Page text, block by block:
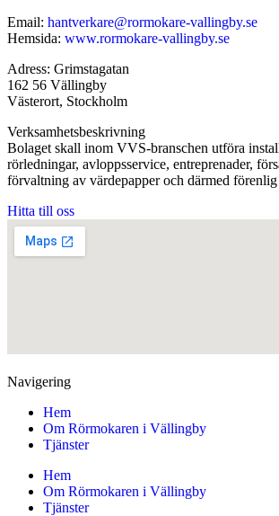
Email: hantverkare@rormokare-vallingby.se
Hemsida: www.rormokare-vallingby.se
Adress: Grimstagatan
162 56 Vällingby
Västerort, Stockholm
Verksamhetsbeskrivning
Bolaget skall inom VVS-branschen utföra
rörledningar, avloppsservice, entreprenader,
förvaltning av värdepapper och därmed förenlig
Hitta till oss
Navigering
Hem
Om Rörmokaren i Vällingby
Tjänster
Hem
Om Rörmokaren i Vällingby
Tjänster